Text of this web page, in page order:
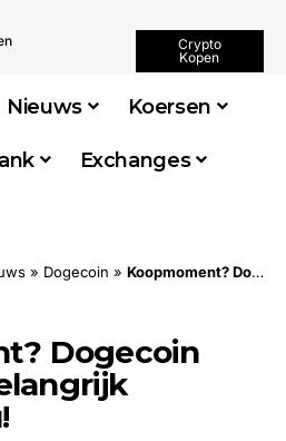
Crypto
Kopen
Nieuws Koersen
Exchanges
» Dogecoin » Koopmoment? Dogecoin koers test belangrijk steunniveau!
Dogecoin